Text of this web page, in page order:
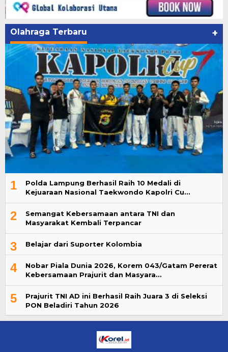
Olahraga Terbaru +
1
Polda Lampung Berhasil Raih 10 Medali di
Kejuaraan Nasional Taekwondo Kapolri Cu…
2
Semangat Kebersamaan antara TNI dan
Masyarakat Kembali Terpancar
3 Belajar dari Suporter Kolombia
4
Nobar Piala Dunia 2026, Korem 043/Gatam Pererat
Kebersamaan Prajurit dan Masyara…
5
Prajurit TNI AD ini Berhasil Raih Juara 3 di Seleksi
PON Beladiri Tahun 2026